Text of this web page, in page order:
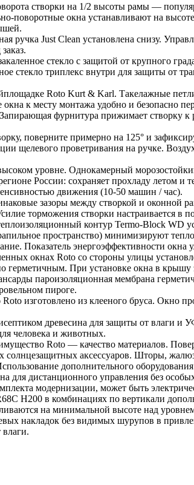
створки на 1/2 высоты рамы —
поворотные окна устанавливают на
ручка Just Clean установлена снизу.
стекло с защитой от крупного
стекло триплекс внутри для защиты от
Roto Kurt & Karl. Такелажные
окна к месту монтажа удобно и безопасно
фурнитура прижимает створку
поверните примерно на 125° и
щелевого проветривания на ручке.
уровне. Однокамерный
России: сохраняет прохладу летом и
движения (10-50 машин / час).
зазоры между створкой и оконной
торможения створки настраивается в
контур Termo-Block WD
пространство) минимизируют
Показатель энергоэффективности
окнах Roto со стороны улицы
герметичным. При установке окна в
пароизоляционная мембрана
пироге.
изготовлено из клееного бруса. Окно
древесина для защиты от влаги
человека и животных.
Roto — качество материалов.
аксессуаров. Шторы,
дополнительного
для дистанционного управления без
модернизации, может быть
H200 в комбинациях по вертикали
на минимальной высоте над
накладок без видимых шурупов в